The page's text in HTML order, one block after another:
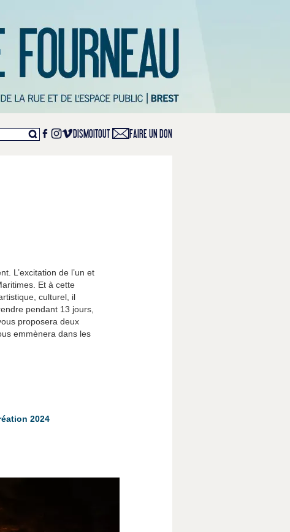
DISMOITOUT FAIRE UN DON
L’excitation de l’un et
Et à cette
culturel, il
pendant 13 jours,
proposera deux
emmènera dans les
2024